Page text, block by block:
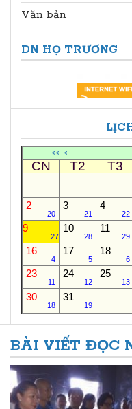
Văn bản
DN HỌ TRƯƠNG
<< <
CN T2 T3
2
20
3
21
4
22
9
27
10
28
11
29
16
4
17
5
18
6
23
11
24
12
25
13
30
18
31
19
BÀI VIẾT ĐỌC